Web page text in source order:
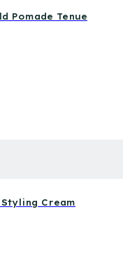
Pomade Tenue
Cream